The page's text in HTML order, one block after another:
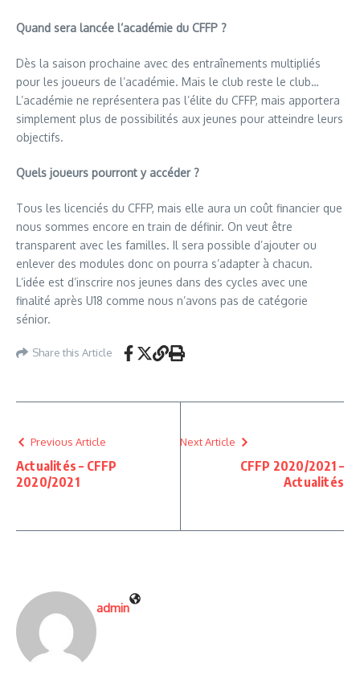
Quand sera lancée l’académie du CFFP ?
Dès la saison prochaine avec des entraînements multipliés
pour les joueurs de l’académie. Mais le club reste le club…
L’académie ne représentera pas l’élite du CFFP, mais apportera
simplement plus de possibilités aux jeunes pour atteindre leurs
objectifs.​
Quels joueurs pourront y accéder ?
Tous les licenciés du CFFP, mais elle aura un coût financier que
nous sommes encore en train de définir. On veut être
transparent avec les familles. Il sera possible d’ajouter ou
enlever des modules donc on pourra s’adapter à chacun.
L’idée est d’inscrire nos jeunes dans des cycles avec une
finalité après U18 comme nous n’avons pas de catégorie
sénior.​ ​
Share this Article
Previous Article
Actualités – CFFP
2020/2021
Next Article
CFFP 2020/2021 –
Actualités
admin